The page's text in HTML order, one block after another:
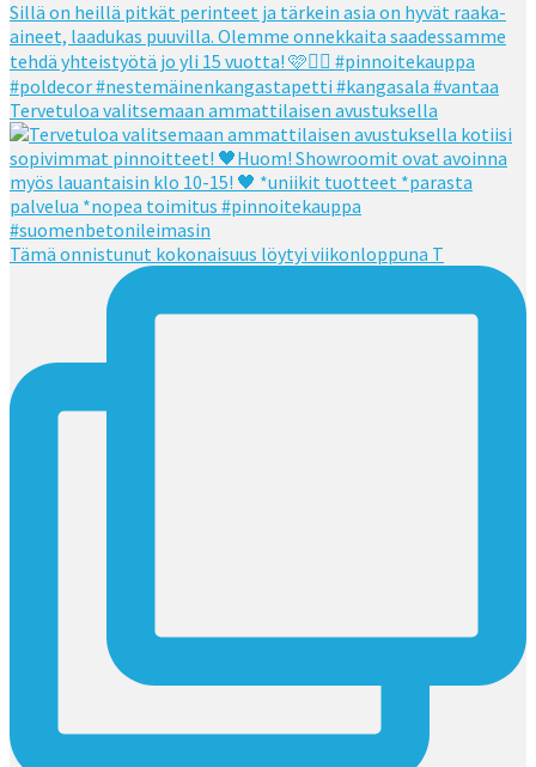
Tervetuloa valitsemaan ammattilaisen avustuksella
Tämä onnistunut kokonaisuus löytyi viikonloppuna T